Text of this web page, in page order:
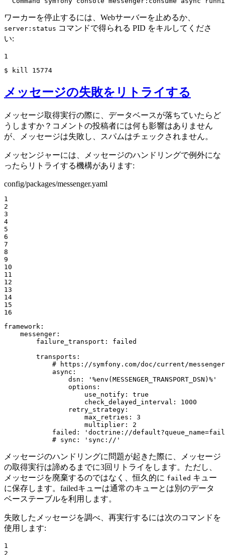
ワーカーを停止するには、Webサーバーを止めるか、
server:status コマンドで得られる PID をキルしてくださ
い:
1
$
kill 15774
メッセージの失敗をリトライする
メッセージ取得実行の際に、データベースが落ちていたらど
うしますか？コメントの投稿者には何も影響はありません
が、メッセージは失敗し、スパムはチェックされません。
メッセンジャーには、メッセージのハンドリングで例外にな
ったらリトライする機構があります:
config/packages/messenger.yaml
1
2
3
4
5
6
7
8
9
10
11
12
13
14
15
16
framework:
messenger:
failure_transport:
failed
transports:
# https://symfony.com/doc/current/
async:
dsn:
'%env(MESSENGER_TRANSPORT_DSN)%'
options:
use_notify:
true
check_delayed_interval:
1000
retry_strategy:
max_retries:
3
multiplier:
2
failed:
'doctrine://
# sync: 'sync://'
メッセージのハンドリングに問題が起きた際に、メッセージ
の取得実行は諦めるまでに3回リトライをします。ただし、
メッセージを廃棄するのではなく、恒久的に failed キュー
に保存します。failedキューは通常のキューとは別のデータ
ベーステーブルを利用します。
失敗したメッセージを調べ、再実行するには次のコマンドを
使用します:
1
2